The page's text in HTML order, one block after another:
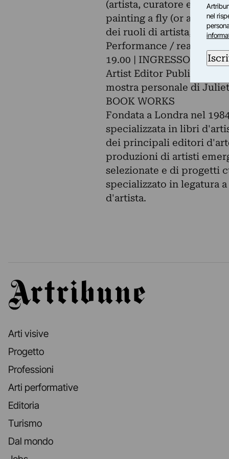
(artista, curatore e
painting a fly (or at least
dei ruoli di artista,
Performance / reading by
19.00 | INGRESSO LIBERO
Artist Editor Publisher si
mostra personale di
BOOK WORKS
Fondata a Londra nel
specializzata in libri
dei principali editori
produzioni di artisti
selezionate e di progetti
specializzato in legatura
d'artista.
Artribune
Arti visive
Progetto
Professioni
Arti performative
Editoria
Turismo
Dal mondo
nel